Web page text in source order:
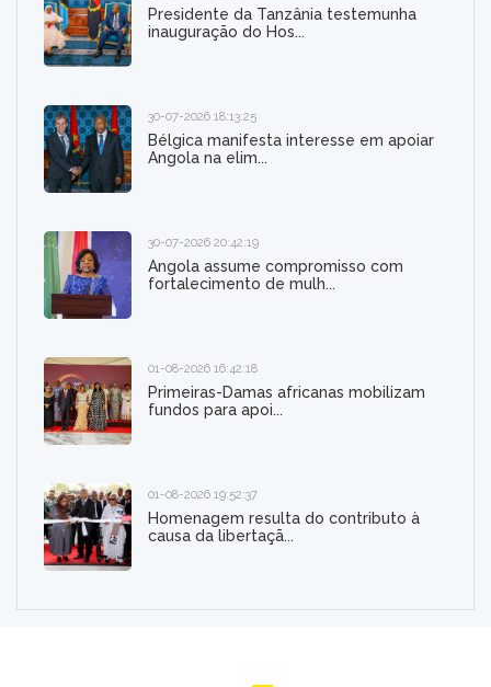
Presidente da Tanzânia testemunha
inauguração do Hos...
30-07-2026 18:13:25
Bélgica manifesta interesse em apoiar
Angola na elim...
30-07-2026 20:42:19
Angola assume compromisso com
fortalecimento de mulh...
01-08-2026 16:42:18
Primeiras-Damas africanas mobilizam
fundos para apoi...
01-08-2026 19:52:37
Homenagem resulta do contributo à
causa da libertaçã...